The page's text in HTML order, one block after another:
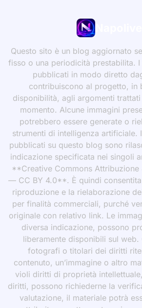
Questo sito è un blog aggiornato
fisso o una periodicità prestabilita.
pubblicati in modo diretto
contribuiscono al progetto, in
disponibilità, agli argomenti trattati
momento. Alcune immagini
potrebbero essere generate o
strumenti di intelligenza artificiale.
pubblicati su questo blog sono
indicazione specificata nei singoli
**Creative Commons Attribuzione
— CC BY 4.0**. È quindi
riproduzione e la rielaborazione
per finalità commerciali, purché
originale con relativo link. Le
diversa indicazione, possono
liberamente disponibili sul web.
fotografi o titolari dei diritti
contenuto, un’immagine o altro
violi diritti di proprietà
diritti, possono richiederne la
valutazione, il materiale potrà